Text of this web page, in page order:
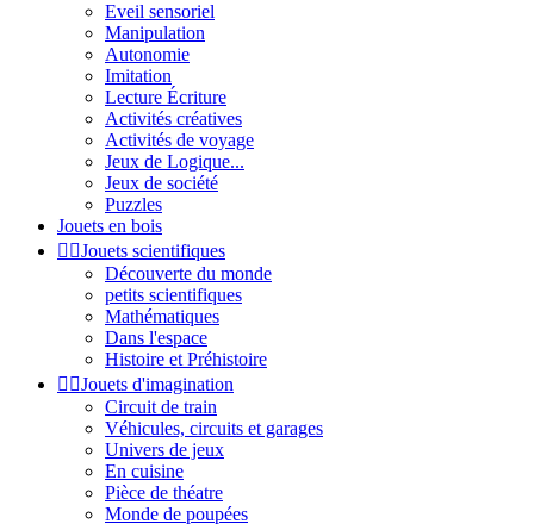
Eveil sensoriel
Manipulation
Autonomie
Imitation
Lecture Écriture
Activités créatives
Activités de voyage
Jeux de Logique...
Jeux de société
Puzzles
Jouets en bois
 Jouets scientifiques
Découverte du monde
petits scientifiques
Mathématiques
Dans l'espace
Histoire et Préhistoire
 Jouets d'imagination
Circuit de train
Véhicules, circuits et garages
Univers de jeux
En cuisine
Pièce de théatre
Monde de poupées